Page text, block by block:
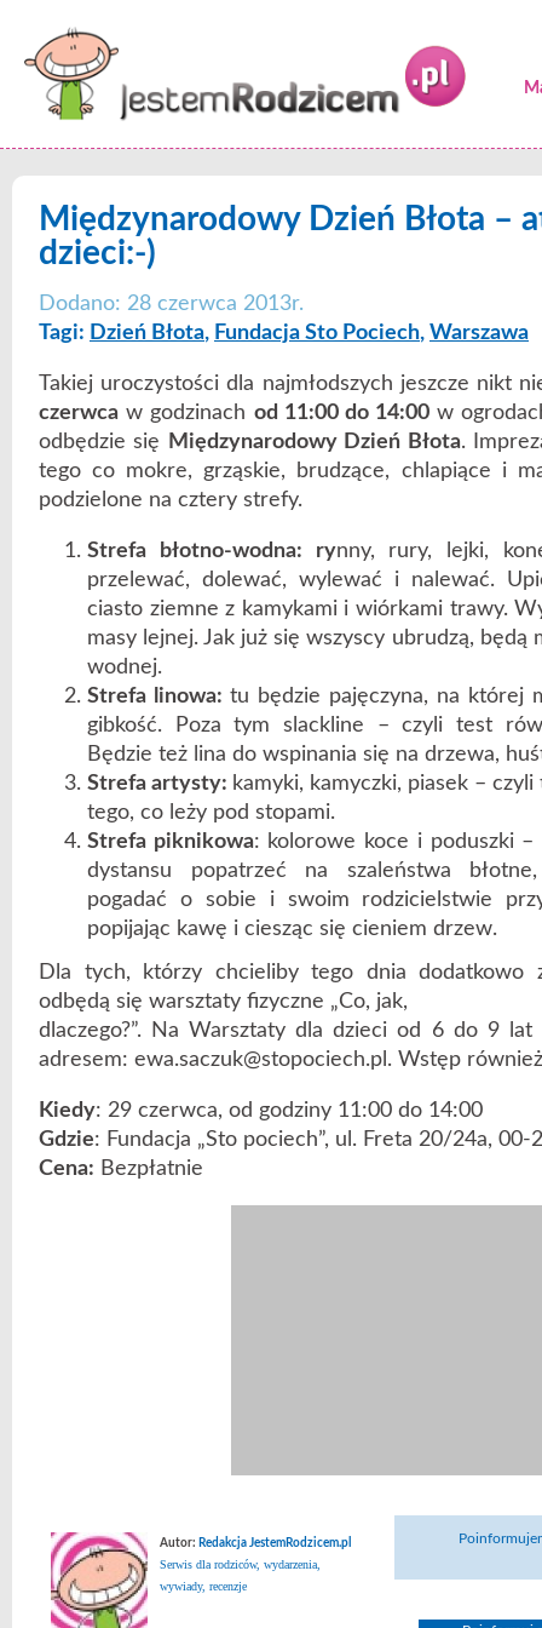
Międzynarodowy Dzień Błota –
dzieci:-)
Dodano: 28 czerwca 2013r.
Tagi: Dzień Błota, Fundacja Sto Pociech, Warszawa
Takiej uroczystości dla najmłodszych jeszcze nikt
czerwca w godzinach od 11:00 do 14:00 w
odbędzie się
Międzynarodowy Dzień Błota.
tego co mokre, grząskie, brudzące, chlapiące i
podzielone na cztery strefy.
Strefa błotno-wodna: rynny, rury, lejki,
przelewać, dolewać, wylewać i nalewać.
ciasto ziemne z kamykami i wiórkami trawy.
masy lejnej. Jak już się wszyscy ubrudzą, będą
wodnej.
Strefa linowa: tu będzie pajęczyna, na której
gibkość. Poza tym slackline – czyli test
Będzie też lina do wspinania się na drzewa,
Strefa artysty: kamyki, kamyczki, piasek –
tego, co leży pod stopami.
Strefa piknikowa: kolorowe koce i poduszki
dystansu popatrzeć na szaleństwa
pogadać o sobie i swoim rodzicielstwie
popijając kawę i ciesząc się cieniem drzew.
Dla tych, którzy chcieliby tego dnia dodatkowo
odbędą się warsztaty fizyczne „Co, jak,
dlaczego?”. Na Warsztaty dla dzieci od 6 do 9 lat
adresem: ewa.saczuk@stopociech.pl. Wstęp
Kiedy: 29 czerwca, od godziny 11:00 do 14:00
Gdzie: Fundacja „Sto pociech”, ul. Freta 20/24a, 00-
Cena: Bezpłatnie
Autor: Redakcja JestemRodzicem.pl
Serwis dla rodziców, wydarzenia,
wywiady, recenzje